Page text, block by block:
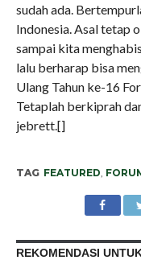
sudah ada.
Indonesia. Asal tetap
sampai kita
lalu berharap bisa
Ulang Tahun ke-16
Tetaplah berkiprah
jebrett.[]
TAG FEATURED
REKOMENDASI